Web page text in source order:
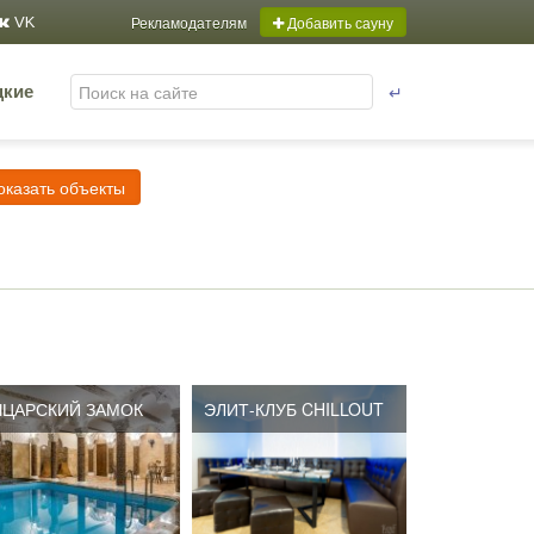
VK Добавить сауну
Рекламодателям
↵
объекты
ЗАМОК ЭЛИТ-КЛУБ CHILLOUT